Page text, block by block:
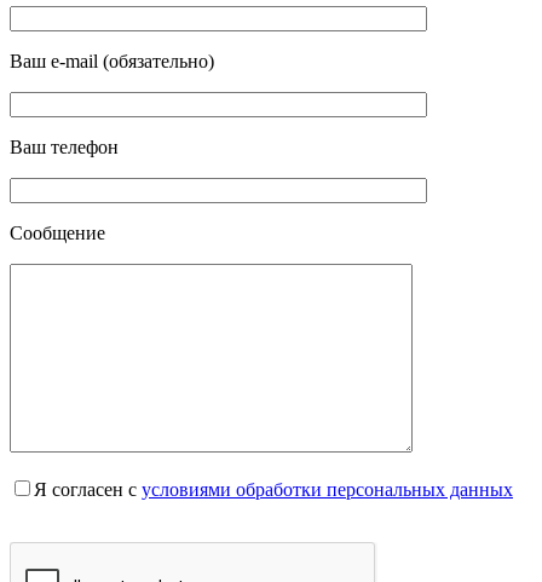
Ваш e-mail (обязательно)
Ваш телефон
Сообщение
Я согласен с условиями обработки персональных данных